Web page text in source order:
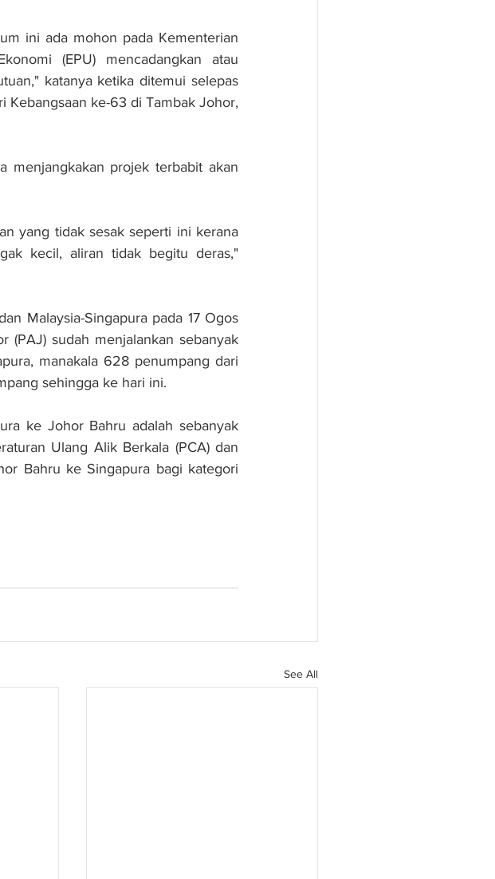
ini ada mohon pada Kementerian
(EPU) mencadangkan atau
katanya ketika ditemui selepas
Kebangsaan ke-63 di Tambak Johor,
menjangkakan projek terbabit akan
yang tidak sesak seperti ini kerana
kecil, aliran tidak begitu deras,"
Malaysia-Singapura pada 17 Ogos
(PAJ) sudah menjalankan sebanyak
manakala 628 penumpang dari
sehingga ke hari ini.
ke Johor Bahru adalah sebanyak
Ulang Alik Berkala (PCA) dan
Bahru ke Singapura bagi kategori
See All